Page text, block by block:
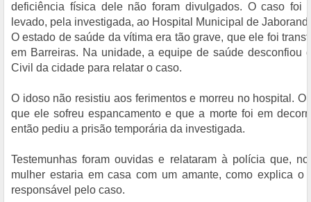
deficiência física dele não foram divulgados. O caso foi
levado, pela investigada, ao Hospital Municipal de
O estado de saúde da vítima era tão grave, que ele foi
em Barreiras. Na unidade, a equipe de saúde desconfiou
Civil da cidade para relatar o caso.
O idoso não resistiu aos ferimentos e morreu no hospital.
que ele sofreu espancamento e que a morte foi em
então pediu a prisão temporária da investigada.
Testemunhas foram ouvidas e relataram à polícia que,
mulher estaria em casa com um amante, como explica o
responsável pelo caso.